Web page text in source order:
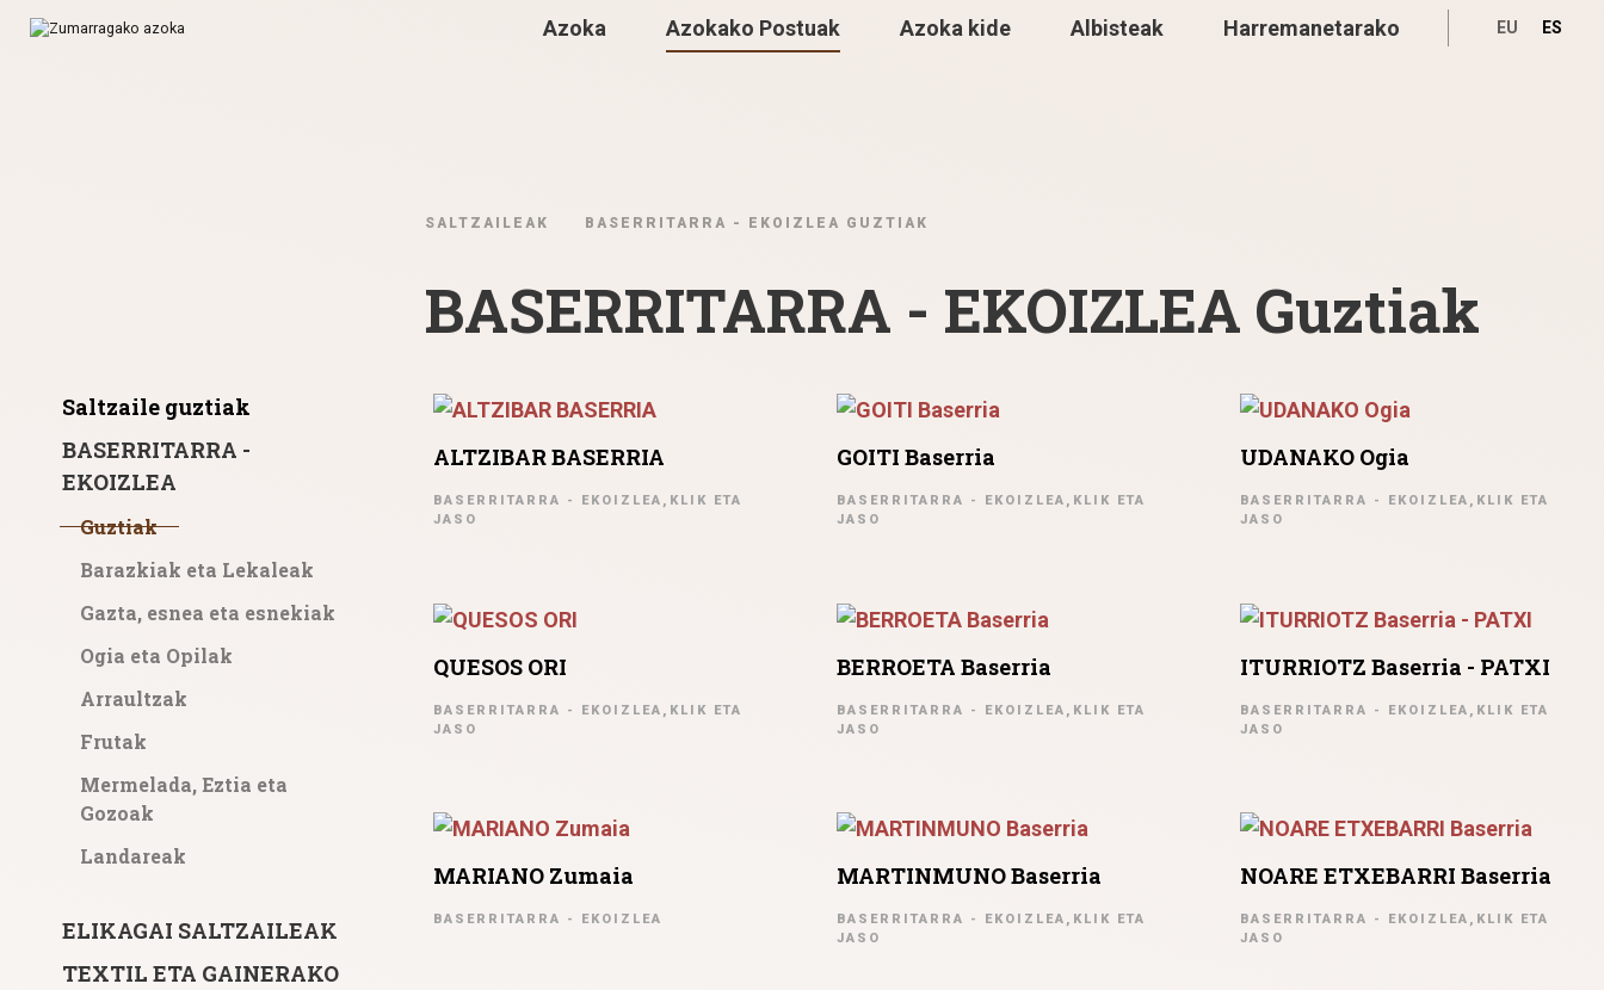
Azoka Azokako Postuak Azoka kide Albisteak Harremanetarako EU ES
SALTZAILEAK BASERRITARRA - EKOIZLEA GUZTIAK
BASERRITARRA - EKOIZLEA Guztiak
Saltzaile guztiak
BASERRITARRA -
EKOIZLEA
Guztiak
Barazkiak eta Lekaleak
Gazta, esnea eta esnekiak
Ogia eta Opilak
Arraultzak
Frutak
Mermelada, Eztia eta
Gozoak
Landareak
ELIKAGAI SALTZAILEAK
TEXTIL ETA GAINERAKO
ALTZIBAR BASERRIA
BASERRITARRA - EKOIZLEA,KLIK ETA
JASO
GOITI Baserria
BASERRITARRA - EKOIZLEA,KLIK ETA
JASO
UDANAKO Ogia
BASERRITARRA - EKOIZLEA,KLIK ETA
JASO
QUESOS ORI
BASERRITARRA - EKOIZLEA,KLIK ETA
JASO
BERROETA Baserria
BASERRITARRA - EKOIZLEA,KLIK ETA
JASO
ITURRIOTZ Baserria - PATXI
BASERRITARRA - EKOIZLEA,KLIK ETA
JASO
MARIANO Zumaia
BASERRITARRA - EKOIZLEA
MARTINMUNO Baserria
BASERRITARRA - EKOIZLEA,KLIK ETA
JASO
NOARE ETXEBARRI Baserria
BASERRITARRA - EKOIZLEA,KLIK ETA
JASO